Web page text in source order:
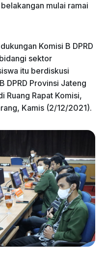
mulai ramai
Komisi B DPRD
sektor
itu berdiskusi
DPRD Provinsi Jateng
Ruang Rapat Komisi,
Kamis (2/12/2021).